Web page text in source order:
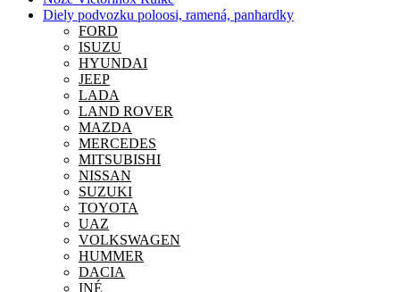
Diely podvozku poloosi, ramená, panhardky
FORD
ISUZU
HYUNDAI
JEEP
LADA
LAND ROVER
MAZDA
MERCEDES
MITSUBISHI
NISSAN
SUZUKI
TOYOTA
UAZ
VOLKSWAGEN
HUMMER
DACIA
INÉ